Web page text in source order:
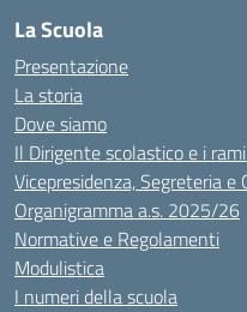
La Scuola
Presentazione
La storia
Dove siamo
Il Dirigente scolastico e i
Vicepresidenza, Segreteria e
Organigramma a.s. 2025/26
Normative e Regolamenti
Modulistica
I numeri della scuola